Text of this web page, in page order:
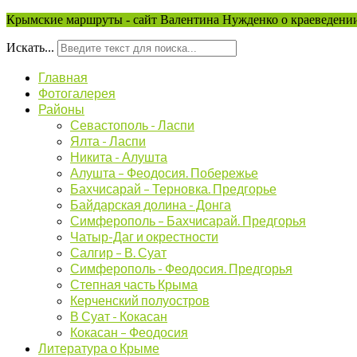
Крымские маршруты - сайт Валентина Нужденко о
Искать...
Главная
Фотогалерея
Районы
Севастополь - Ласпи
Ялта - Ласпи
Никита - Алушта
Алушта – Феодосия. Побережье
Бахчисарай – Терновка. Предгорье
Байдарская долина - Донга
Симферополь – Бахчисарай. Предгорья
Чатыр-Даг и окрестности
Салгир – В. Суат
Симферополь - Феодосия. Предгорья
Степная часть Крыма
Керченский полуостров
В Суат - Кокасан
Кокасан – Феодосия
Литература о Крыме